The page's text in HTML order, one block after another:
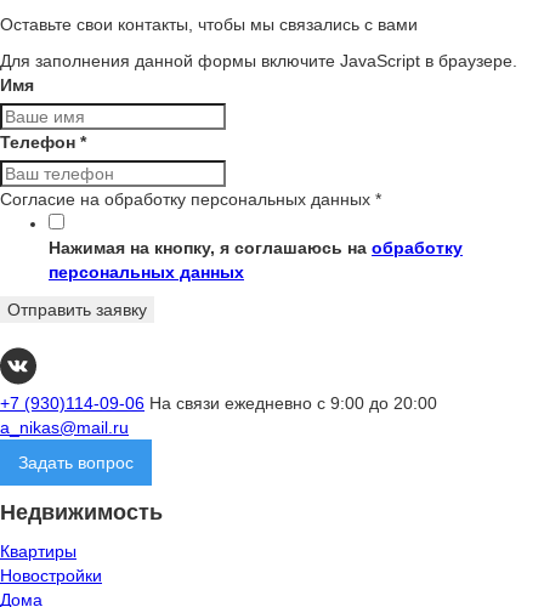
Оставьте свои контакты, чтобы мы связались с вами
Для заполнения данной формы включите JavaScript в браузере.
Имя
Телефон *
Согласие на обработку персональных данных *
Нажимая на кнопку, я соглашаюсь на обработку
персональных данных
Отправить заявку
+7 (930)114-09-06 На связи ежедневно с 9:00 до 20:00
a_nikas@mail.ru
Задать вопрос
Недвижимость
Квартиры
Новостройки
Дома